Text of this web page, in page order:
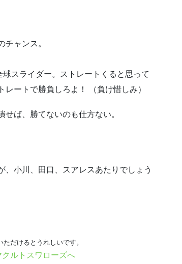
ャンス。
スライダー。ストレートくると思って
ートで勝負しろよ！ （負け惜しみ）
ば、勝てないのも仕方ない。
小川、田口、スアレスあたりでしょう
だけるとうれしいです。